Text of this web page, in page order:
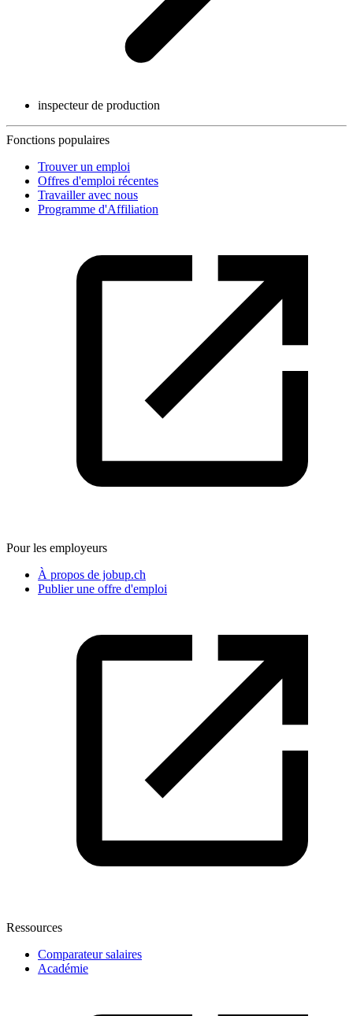
inspecteur de production
Fonctions populaires
Trouver un emploi
Offres d'emploi récentes
Travailler avec nous
Programme d'Affiliation
Pour les employeurs
À propos de jobup.ch
Publier une offre d'emploi
Ressources
Comparateur salaires
Académie